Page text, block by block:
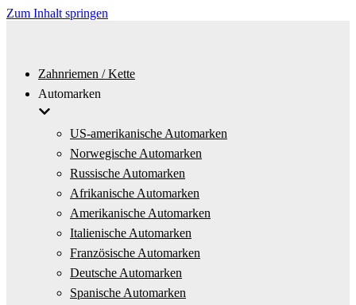
Zum Inhalt springen
Zahnriemen / Kette
Automarken
US-amerikanische Automarken
Norwegische Automarken
Russische Automarken
Afrikanische Automarken
Amerikanische Automarken
Italienische Automarken
Französische Automarken
Deutsche Automarken
Spanische Automarken